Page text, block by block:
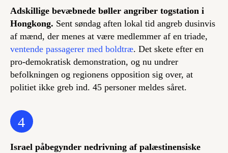
Adskillige bevæbnede bøller angriber togstation i
Hongkong. Sent søndag aften lokal tid angreb dusinvis
af mænd, der menes at være medlemmer af en triade,
ventende passagerer med boldtræ. Det skete efter en
pro-demokratisk demonstration, og nu undrer
befolkningen og regionens opposition sig over, at
politiet ikke greb ind. 45 personer meldes såret.
4
Israel påbegynder nedrivning af palæstinensiske